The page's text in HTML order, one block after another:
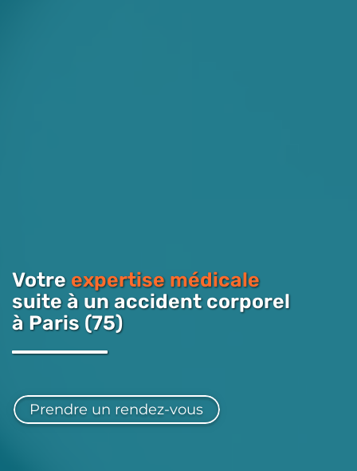
Votre expertise médicale
suite à un accident corporel
à Paris (75)
Prendre un rendez-vous